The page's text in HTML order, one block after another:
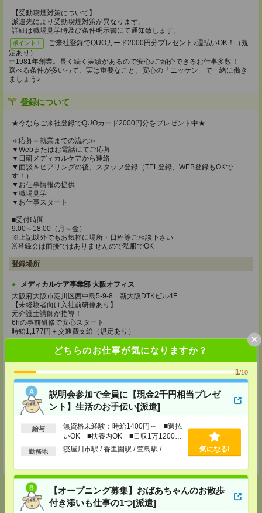
どちらのお仕事が気になりますか？
1/10
説明会参加で全員に【現金2千円相当プレゼ
ント】生活のお手伝い[派遣]
給与
無資格未経験：時給1400円～ ■週払
いOK ■扶養内OK ■日収1万1200円
以上
勤務地 寝屋川市駅 / 香里園駅 / 萱島駅 / … 気になる!
【オープニング募集】おばあちゃんのお散歩
付き添いも仕事の1つ[派遣]
×
【受動喫煙対策について】
派遣先により受動喫煙対策が異なります。
詳細は職場見学時及び条件明示書にて通知致します。
ポイント！
ご来社登録でQUOカード2000円分プレゼント♪週払いOK！（規
定あり）
☆1981年創業。長く続く実績があるので安心♪ご紹介できるお仕事多数！
選べる条件が多いって、実は重要なこと。安心の「ニッケン」で一緒に働き
ましょう♪
登録について
★今ならご来社登録でQUOカード2000円分をプレゼント中★
≪応募～就業までの流れ≫
▼Webまたはお電話にてご応募
▼日研メディカルケアから連絡
▼面談＆ヒアリングの後、スタッフ登録（TEL登録、WEB登録もOKで
す！）
▼お仕事情報の提供
▼職場見学
▼お仕事スタート
■受付時間
9:00～18:00（月～金）
※上記以外でもお気軽に場所・日程等ご相談下さい
※登録会は面接ではありませんので私服でOK
登録場所
メディカルケア事業部 大阪オフィス
大阪府大阪市淀川区西中島5-9-8 新大阪DTKビル4F
【未経験者向け入社前研修あり】
元介護士講師が指導！
6hの事前研修で安心スタート
時給1,177円＋交通費支給（規定あり）
TEL：0120-991-463
tenshoku@nikken-ts.jp
メディカルケア事業部 京都オフィス
京都府京都市下京区東塩小路町843番地2 日本生命京都ヤサカビル5F
TEL：0120-975-927
MAIL：tenshoku@nikken-ts.jp
★今ならご来社登録でQUOカード2000円分をプレゼント中★